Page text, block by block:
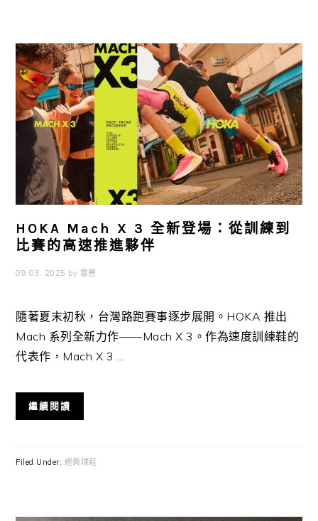
HOKA Mach X 3 全新登場：從訓練到
比賽的高速推進夥伴
09 03, 2025 by 雲爸
隨著夏末初秋，台灣路跑賽事逐步展開。HOKA 推出
Mach 系列全新力作——Mach X 3。作為速度訓練鞋的
代表作，Mach X 3 ...
繼續閱讀
Filed Under: 經典球鞋